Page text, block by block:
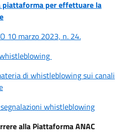
piattaforma per effettuare la
10 marzo 2023, n. 24.
di whistleblowing sui canali
whistleblowing
alla Piattaforma ANAC